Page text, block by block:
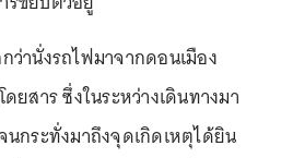
านั่งรถไฟมาจากดอนเมือง
ยสาร ซึ่งในระหว่างเดินทางมา
กระทั่งมาถึงจุดเกิดเหตุได้ยิน